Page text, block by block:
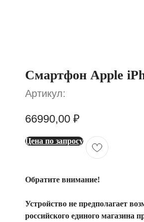
Смартфон Apple
Артикул:
66990,00 ₽
Цена по запросу
Обратите внимание!
Устройство не предполагает
российского единого магазина